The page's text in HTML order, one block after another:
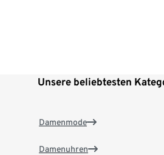
Unsere beliebtesten
Damenmode
Damenuhren